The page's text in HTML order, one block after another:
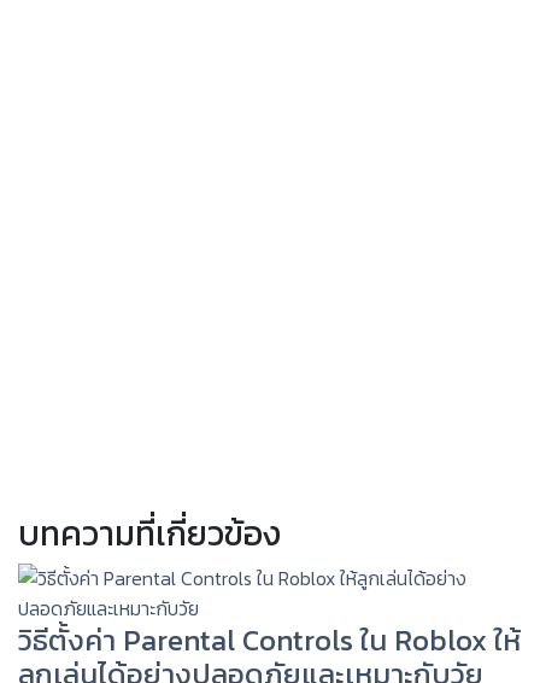
บทความที่เกี่ยวข้อง
วิธีตั้งค่า Parental Controls ใน Roblox ให้
ลูกเล่นได้อย่างปลอดภัยและเหมาะกับวัย